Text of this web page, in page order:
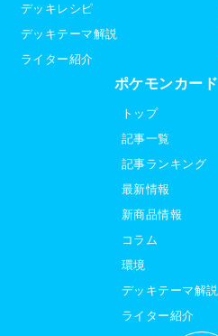
デッキレシピ
デッキテーマ解説
ライター紹介
ポケモンカード
トップ
記事一覧
記事ランキング
最新情報
新商品情報
コラム
環境
デッキテーマ解説
ライター紹介